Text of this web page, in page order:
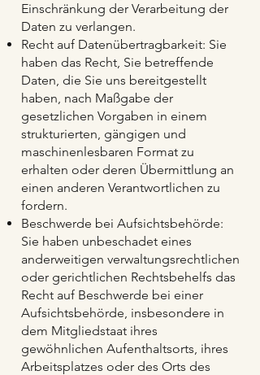
Einschränkung der Verarbeitung der
Daten zu verlangen.
Recht auf Datenübertragbarkeit: Sie
haben das Recht, Sie betreffende
Daten, die Sie uns bereitgestellt
haben, nach Maßgabe der
gesetzlichen Vorgaben in einem
strukturierten, gängigen und
maschinenlesbaren Format zu
erhalten oder deren Übermittlung an
einen anderen Verantwortlichen zu
fordern.
Beschwerde bei Aufsichtsbehörde:
Sie haben unbeschadet eines
anderweitigen verwaltungsrechtlichen
oder gerichtlichen Rechtsbehelfs das
Recht auf Beschwerde bei einer
Aufsichtsbehörde, insbesondere in
dem Mitgliedstaat ihres
gewöhnlichen Aufenthaltsorts, ihres
Arbeitsplatzes oder des Orts des